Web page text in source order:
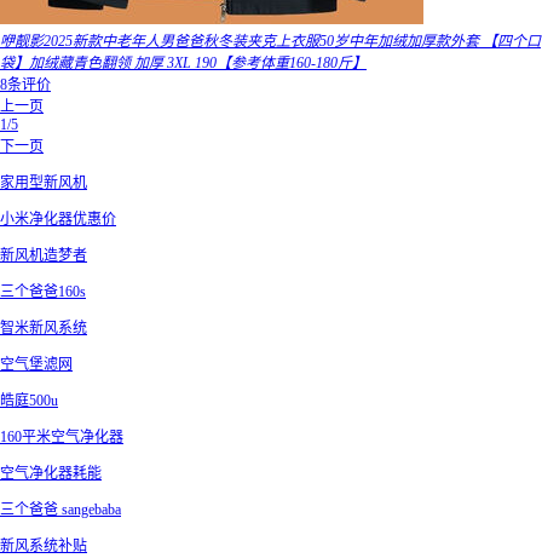
咿靓影2025新款中老年人男爸爸秋冬装夹克上衣服50岁中年加绒加厚款外套 【四个口
袋】加绒藏青色翻领 加厚 3XL 190【参考体重160-180斤】
8条评价
上一页
1/5
下一页
家用型新风机
小米净化器优惠价
新风机造梦者
三个爸爸160s
智米新风系统
空气堡滤网
皓庭500u
160平米空气净化器
空气净化器耗能
三个爸爸 sangebaba
新风系统补贴